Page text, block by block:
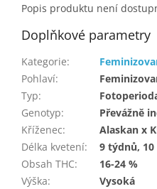
Popis produktu není
Doplňkové parametry
Kategorie:
Pohlaví:
Typ:
Genotyp:
Převážně
Kříženec:
Alaskan x
Délka kvetení:
9 týdnů,
Obsah THC:
16-24 %
Výška:
Vysoká